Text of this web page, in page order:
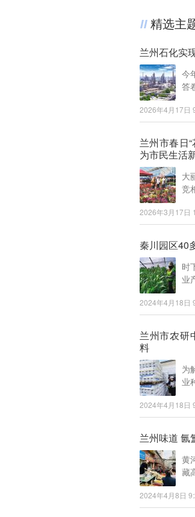
精选主
兰州石化实
今
答
2026年4月17日
兰州市春日
为市民生活
大
竞
2026年3月17日
秦川园区40
时
业
2024年4月18日
兰州市农研
料
为
业
2024年4月18日
兰州味道 氤
黄
藏
2024年4月8日